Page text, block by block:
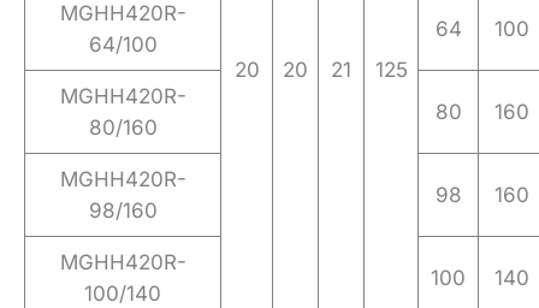
20 20 21 125
MGHH420R-
64/100
64 100
MGHH420R-
80/160
80 160
MGHH420R-
98/160
98 160
MGHH420R-
100/140
100 140